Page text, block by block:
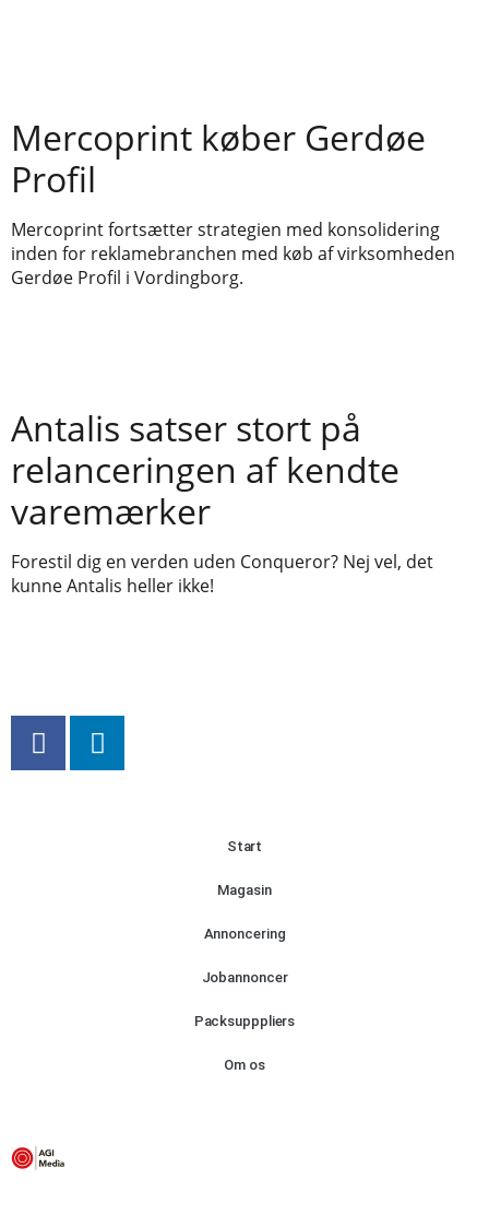
Mercoprint køber Gerdøe
Profil
Mercoprint fortsætter strategien med konsolidering
inden for reklamebranchen med køb af virksomheden
Gerdøe Profil i Vordingborg.
Antalis satser stort på
relanceringen af kendte
varemærker
Forestil dig en verden uden Conqueror? Nej vel, det
kunne Antalis heller ikke!
Start
Magasin
Annoncering
Jobannoncer
Packsupppliers
Om os